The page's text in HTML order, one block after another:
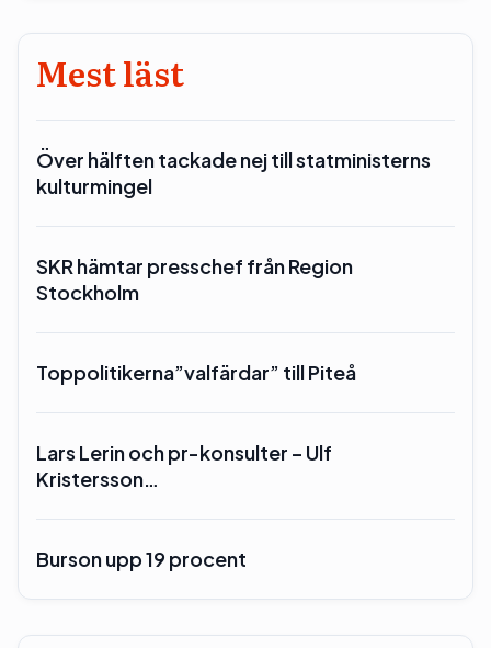
Mest läst
Över hälften tackade nej till statministerns
kulturmingel
SKR hämtar presschef från Region
Stockholm
Toppolitikerna”valfärdar” till Piteå
Lars Lerin och pr-konsulter – Ulf
Kristersson…
Burson upp 19 procent